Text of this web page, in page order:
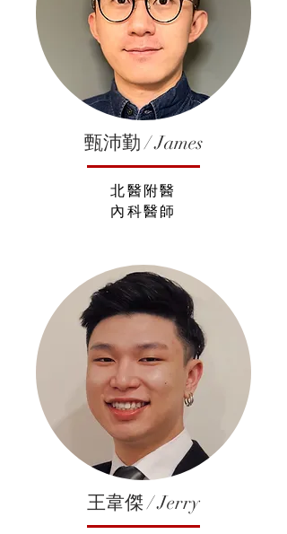
甄沛勤 / James
王韋傑 / Jerry
北醫附醫
內科醫師